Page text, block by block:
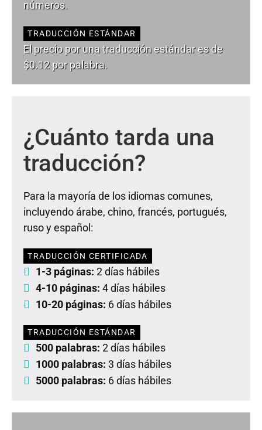
números.
TRADUCCIÓN ESTÁNDAR
El precio por una traducción estándar es de
$0.12 por palabra.
¿Cuánto tarda una
traducción?
Para la mayoría de los idiomas comunes,
incluyendo árabe, chino, francés, portugués,
ruso y español:
TRADUCCIÓN CERTIFICADA
1-3 páginas: 2 días hábiles
4-10 páginas: 4 días hábiles
10-20 páginas: 6 días hábiles
TRADUCCIÓN ESTÁNDAR
500 palabras: 2 días hábiles
1000 palabras: 3 días hábiles
5000 palabras: 6 días hábiles